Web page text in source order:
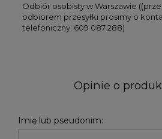
Odbiór osobisty w Warszawie
odbiorem przesyłki prosimy o
telefoniczny: 609 087 288)
Opinie o
Imię lub pseudonim: